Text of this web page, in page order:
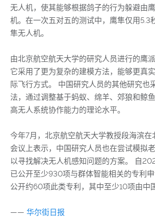
无人机，使其能够根据鸽子的行为躲避由
机。在一次五对五的测试中，鹰隼仅用5.3
隼无人机。
由北京航空航天大学的研究人员进行的鹰
它采用了更为复杂的建模方法，能够更真
际飞行方式。 中国研究人员的其他研究也
法，通过调整基于蚂蚁、绵羊、郊狼和鲸
高无人系统协作能力的理论水平。
今年7月，北京航空航天大学教授段海滨在
会议上表示，中国研究人员也在尝试模拟
以寻找解决无人机感知问题的方案。 自
已公开至少930项与群体智能相关的专利
公开约60项此类专利，其中至少10项由中
—— 华尔街日报